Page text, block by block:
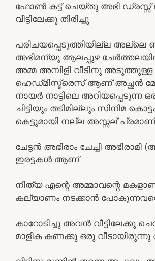
ഫോൺ കട്ട്‌ ചെയ്തു അഭി ഡ്രസ്സ്‌
വീട്ടിലേക്കു തിരിച്ചു
പരിചയപ്പെടുത്തിയില്ല അല്ലെ
അഭിമന്യു ആലപ്പുഴ
അമ്മ അമ്പിളി വീടിനു അടുത്തുള്ള
ഹെഡ്‌മിസ്ട്രെസ് ആണ് അച്ഛൻ
നായർ നാട്ടിലെ അറിയപ്പെടുന്ന
ചിട്ടിയും തടിമില്ലും സിനിമ
കെട്ടുമായി നല്ല അസ്സല്
ചേട്ടൻ അഭിരാം ചേച്ചി
ഇരട്ടകൾ ആണ്
നിത്യ എന്റെ അമ്മാവന്റെ
കല്യാണം നടക്കാൻ
കാറോടിച്ചു അവൻ വീട്ടിലേക്കു
മാളിക കണക്കു ഒരു